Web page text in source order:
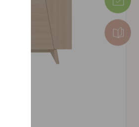
Colis 4 : 65 x 13 x 105 cm (39kg)